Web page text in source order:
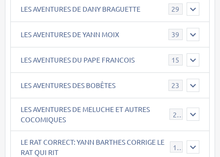
LES AVENTURES DE DANY BRAGUETTE 29
LES AVENTURES DE YANN MOIX 39
LES AVENTURES DU PAPE FRANCOIS 15
LES AVENTURES DES BOBÊTES 23
LES AVENTURES DE MELUCHE ET AUTRES
COCOMIQUES
22
LE RAT CORRECT: YANN BARTHES CORRIGE LE
RAT QUI RIT
15